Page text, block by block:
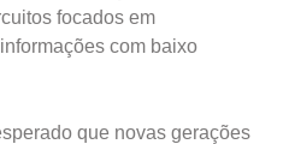
focados em
com baixo
que novas gerações